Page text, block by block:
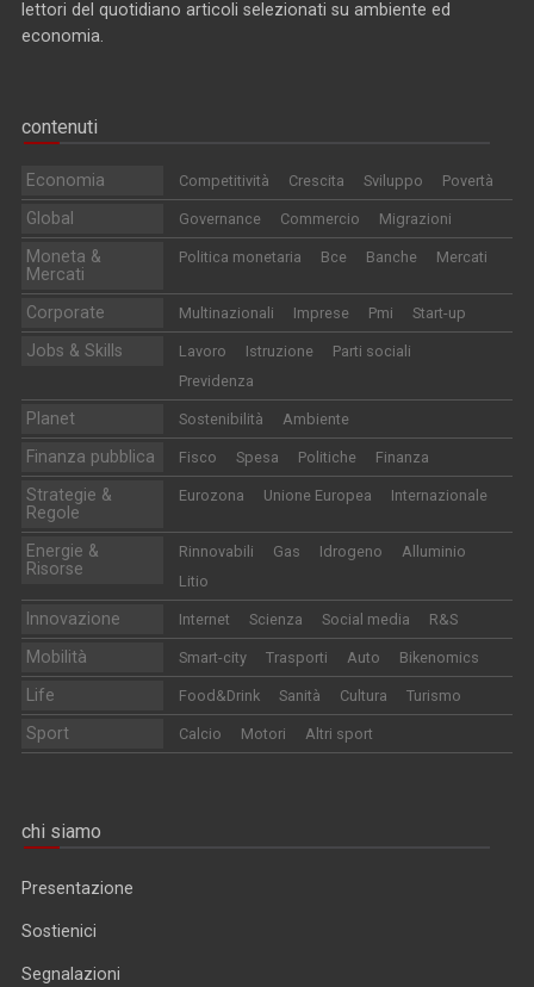
lettori del quotidiano articoli selezionati su ambiente ed
economia.
contenuti
Economia Competitività Crescita Sviluppo Povertà
Global Governance Commercio Migrazioni
Moneta &
Mercati
Politica monetaria Bce Banche Mercati
Corporate Multinazionali Imprese Pmi Start-up
Jobs & Skills Lavoro Istruzione
Parti sociali
Previdenza
Planet Sostenibilità Ambiente
Finanza pubblica Fisco Spesa Politiche Finanza
Strategie &
Regole
Eurozona Unione Europea Internazionale
Energie &
Risorse
Rinnovabili Gas Idrogeno
Alluminio
Litio
Innovazione Internet Scienza Social media R&S
Mobilità Smart-city Trasporti Auto Bikenomics
Life Food&Drink Sanità Cultura Turismo
Sport Calcio Motori Altri sport
chi siamo
Presentazione
Sostienici
Segnalazioni